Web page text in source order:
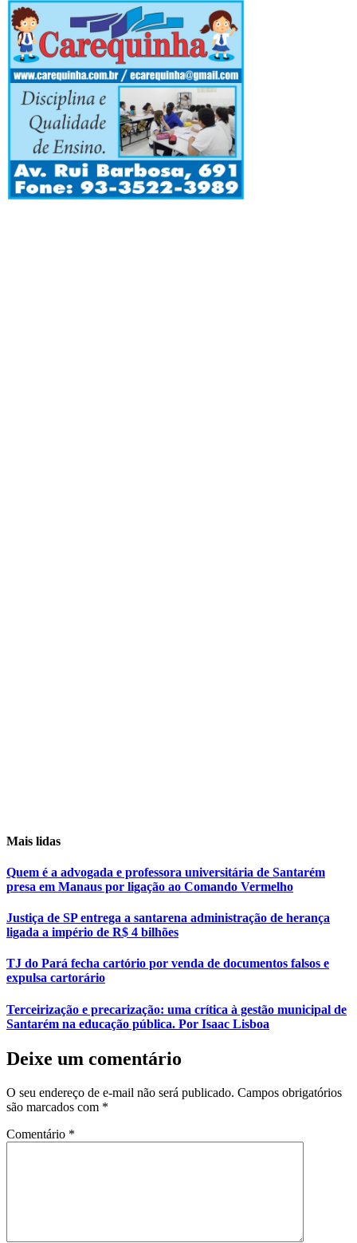
Mais lidas
Quem é a advogada e professora universitária de Santarém
presa em Manaus por ligação ao Comando Vermelho
Justiça de SP entrega a santarena administração de herança
ligada a império de R$ 4 bilhões
TJ do Pará fecha cartório por venda de documentos falsos e
expulsa cartorário
Terceirização e precarização: uma crítica à gestão municipal de
Santarém na educação pública. Por Isaac Lisboa
Deixe um comentário
O seu endereço de e-mail não será publicado. Campos obrigatórios
são marcados com *
Comentário *